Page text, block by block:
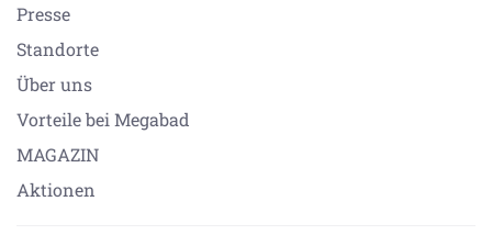
Presse
Standorte
Über uns
Vorteile bei Megabad
MAGAZIN
Aktionen